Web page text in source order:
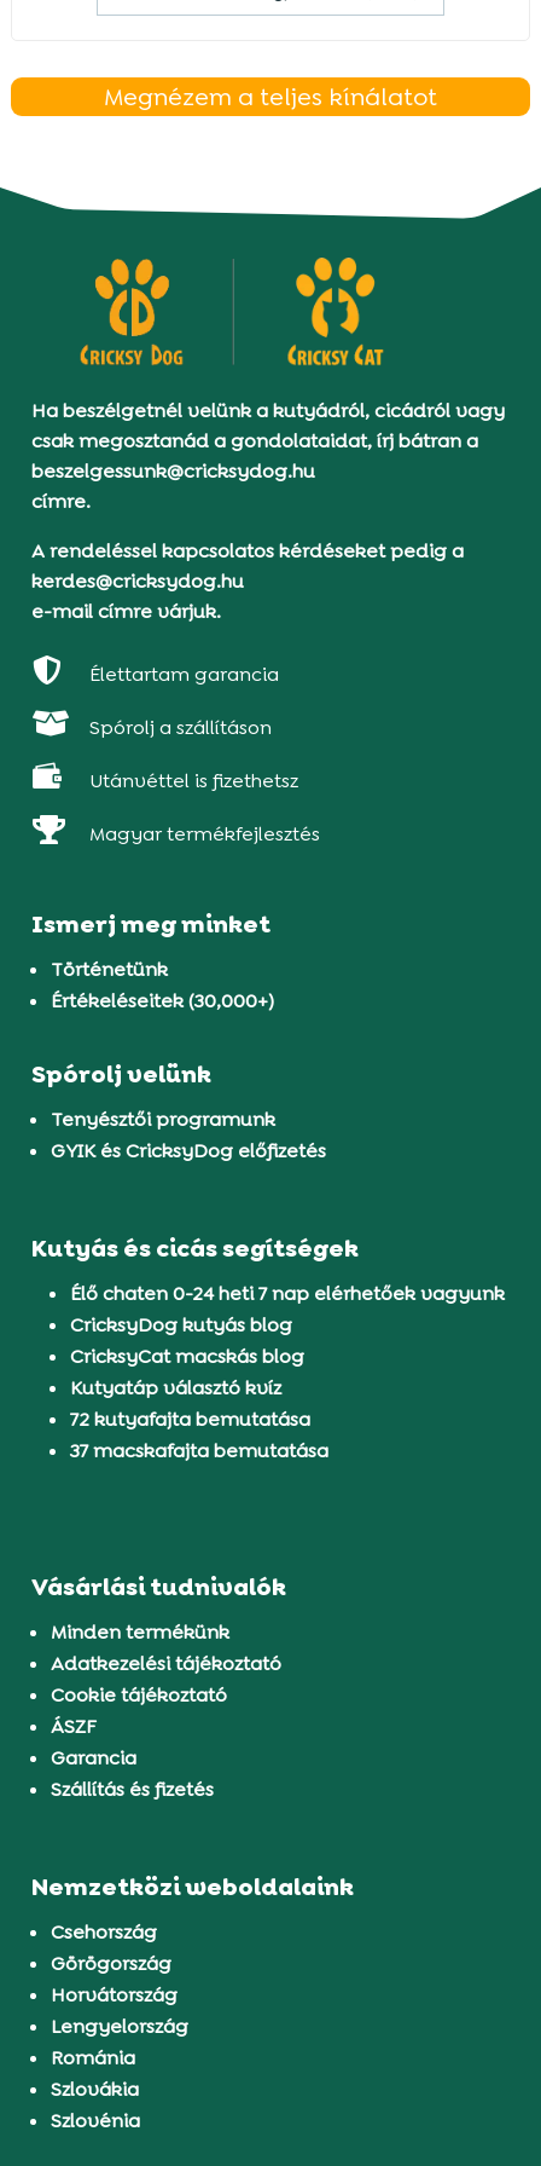
Megnézem a teljes kínálatot
Ha beszélgetnél velünk a kutyádról, cicádról vagy
csak megosztanád a gondolataidat, írj bátran a
beszelgessunk@cricksydog.hu
címre.
A rendeléssel kapcsolatos kérdéseket pedig a
kerdes@cricksydog.hu
e-mail címre várjuk.
 Élettartam garancia
 Spórolj a szállításon
 Utánvéttel is fizethetsz
 Magyar termékfejlesztés
Ismerj meg minket
Történetünk
Értékeléseitek (30,000+)
Spórolj velünk
Tenyésztői programunk
GYIK és CricksyDog előfizetés
Kutyás és cicás segítségek
Élő chaten 0-24 heti 7 nap elérhetőek vagyunk
CricksyDog kutyás blog
CricksyCat macskás blog
Kutyatáp választó kvíz
72 kutyafajta bemutatása
37 macskafajta bemutatása
Vásárlási tudnivalók
Minden termékünk
Adatkezelési tájékoztató
Cookie tájékoztató
ÁSZF
Garancia
Szállítás és fizetés
Nemzetközi weboldalaink
Csehország
Görögország
Horvátország
Lengyelország
Románia
Szlovákia
Szlovénia